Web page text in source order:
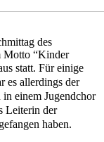
des
Motto “Kinder
statt. Für einige
es allerdings der
einem Jugendchor
Leiterin der
haben.